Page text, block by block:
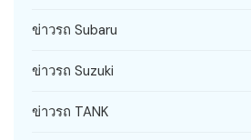
ข่าวรถ Subaru
ข่าวรถ Suzuki
ข่าวรถ TANK